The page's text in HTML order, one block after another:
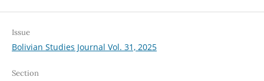
Issue
Bolivian Studies Journal Vol. 31, 2025
Section